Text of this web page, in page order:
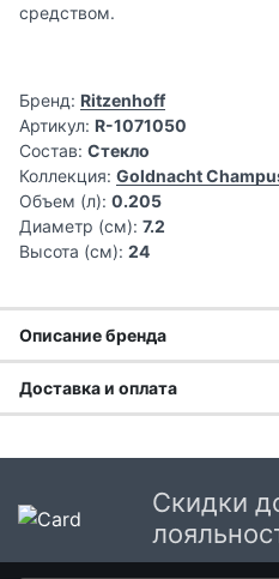
средством.
Бренд: Ritzenhoff
Артикул: R-1071050
Состав: Стекло
Коллекция: Goldnacht
Объем (л): 0.205
Диаметр (см): 7.2
Высота (см): 24
Описание бренда
Доставка и оплата
Доставка в Москве и
В Москве и Московской
Скидки